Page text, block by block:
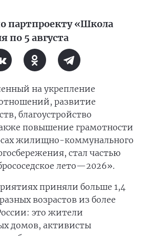
партпроекту «Школа
по 5 августа
на укрепление
развитие
благоустройство
повышение грамотности
жилищно-коммунального
стал частью
лето—2026».
приняли больше 1,4
возрастов из более
это жители
домов, активисты